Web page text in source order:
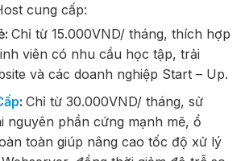
cung cấp:
Chỉ từ 15.000VND/ tháng, thích hợp
viên có nhu cầu học tập, trải
và các doanh nghiệp Start – Up.
: Chỉ từ 30.000VND/ tháng, sử
nguyên phần cứng mạnh mẽ, ổ
toàn giúp nâng cao tốc độ xử lý